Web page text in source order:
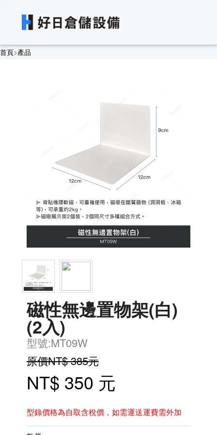
首頁>產品
磁性無邊置物架(白)
(2入)
型號:MT09W
原價NT$ 385元
NT$ 350 元
型錄價格為自取含稅價，如需運送運費需外加